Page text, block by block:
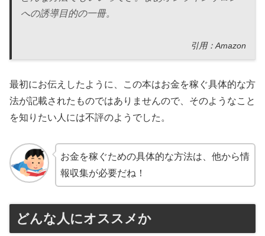
への誘導目的の一冊。
引用：Amazon
最初にお伝えしたように、この本はお金を稼ぐ具体的な方
法が記載されたものではありませんので、そのようなこと
を知りたい人には不評のようでした。
お金を稼ぐための具体的な方法は、他から情
報収集が必要だね！
どんな人にオススメか